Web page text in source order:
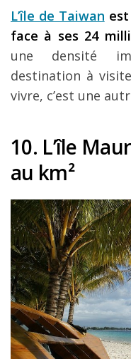
L’île de Taiwan
face à ses 24
une densité
destination à
vivre, c’est une
10. L’île
au km²